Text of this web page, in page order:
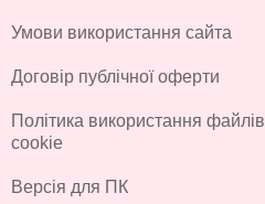
Умови використання сайта
Договір публічної оферти
Політика використання файлів
cookie
Версія для ПК